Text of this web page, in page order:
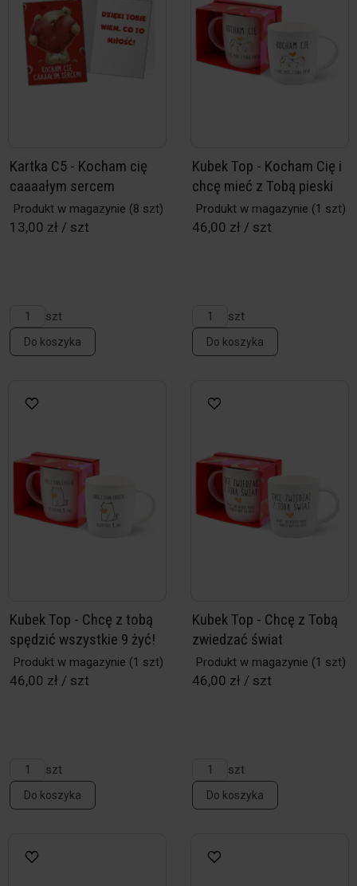
Kartka C5 - Kocham cię
caaaałym sercem
Produkt w magazynie (8 szt)
13,00 zł / szt
szt
Do koszyka
Kubek Top - Kocham Cię i
chcę mieć z Tobą pieski
Produkt w magazynie (1 szt)
46,00 zł / szt
szt
Do koszyka
Kubek Top - Chcę z tobą
spędzić wszystkie 9 żyć!
Produkt w magazynie (1 szt)
46,00 zł / szt
szt
Do koszyka
Kubek Top - Chcę z Tobą
zwiedzać świat
Produkt w magazynie (1 szt)
46,00 zł / szt
szt
Do koszyka